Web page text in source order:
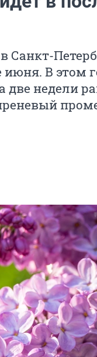
Санкт-
В этом
две недели